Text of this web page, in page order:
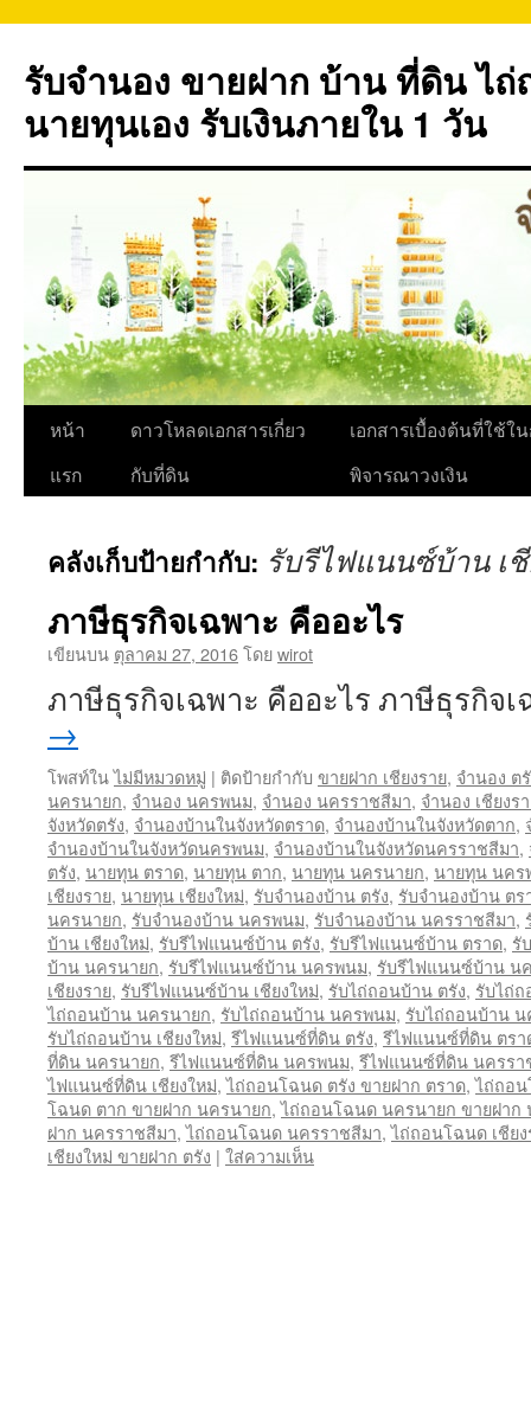
ยัง
เนื้อหา
รับจำนอง ขายฝาก บ้าน ที่ดิน ไ
นายทุนเอง รับเงินภายใน 1 วัน
หน้า
แรก
ดาวโหลดเอกสารเกี่ยว
กับที่ดิน
เอกสารเบื้องต้นที่ใช้ใ
พิจารณาวงเงิน
คลังเก็บป้ายกำกับ: รับรีไฟแนนซ์บ้าน เ
ภาษีธุรกิจเฉพาะ คืออะไร
เขียนบน ตุลาคม 27, 2016โดยwirot
ภาษีธุรกิจเฉพาะ คืออะไร ภาษีธุรกิจ
→
โพสท์ในไม่มีหมวดหมู่ | ติดป้ายกำกับ ขายฝาก เชียงราย, จำนอง ต
นครนายก, จำนอง นครพนม, จำนอง นครราชสีมา, จำนอง เชียงร
จังหวัดตรัง, จำนองบ้านในจังหวัดตราด, จำนองบ้านในจังหวัดตาก,
จำนองบ้านในจังหวัดนครพนม, จำนองบ้านในจังหวัดนครราชสีมา,
ตรัง, นายทุน ตราด, นายทุน ตาก, นายทุน นครนายก, นายทุน นคร
เชียงราย, นายทุน เชียงใหม่, รับจำนองบ้าน ตรัง, รับจำนองบ้าน ตร
นครนายก, รับจำนองบ้าน นครพนม, รับจำนองบ้าน นครราชสีมา,
บ้าน เชียงใหม่, รับรีไฟแนนซ์บ้าน ตรัง, รับรีไฟแนนซ์บ้าน ตราด, รั
บ้าน นครนายก, รับรีไฟแนนซ์บ้าน นครพนม, รับรีไฟแนนซ์บ้าน น
เชียงราย, รับรีไฟแนนซ์บ้าน เชียงใหม่, รับไถ่ถอนบ้าน ตรัง, รับไถ่
ไถ่ถอนบ้าน นครนายก, รับไถ่ถอนบ้าน นครพนม, รับไถ่ถอนบ้าน
รับไถ่ถอนบ้าน เชียงใหม่, รีไฟแนนซ์ที่ดิน ตรัง, รีไฟแนนซ์ที่ดิน ตรา
ที่ดิน นครนายก, รีไฟแนนซ์ที่ดิน นครพนม, รีไฟแนนซ์ที่ดิน นครรา
ไฟแนนซ์ที่ดิน เชียงใหม่,ไถ่ถอนโฉนด ตรัง ขายฝาก ตราด,ไถ่ถอ
โฉนด ตาก ขายฝาก นครนายก,ไถ่ถอนโฉนด นครนายก ขายฝาก
ฝาก นครราชสีมา,ไถ่ถอนโฉนด นครราชสีมา,ไถ่ถอนโฉนด เชียง
เชียงใหม่ ขายฝาก ตรัง | ใส่ความเห็น